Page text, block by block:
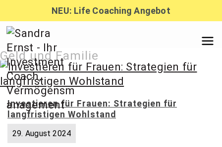
Inhalt
springen
NEU: Life Coaching Angebot
Sandra
Ernst –
Finanzber
Geld und Familie
Investieren für Frauen: Strategien für
langfristigen Wohlstand
29. August 2024